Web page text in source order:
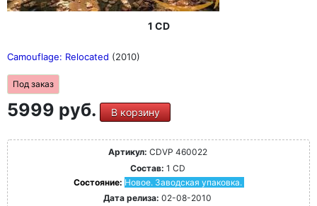
1 CD
Camouflage: Relocated (2010)
Под заказ
5999 руб. В корзину
Артикул: CDVP 460022
Состав: 1 CD
Состояние: Новое. Заводская упаковка.
Дата релиза: 02-08-2010